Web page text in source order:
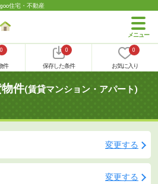
住宅・不動産
0
件
0
保存した条件
0
お気に入り
件(賃貸マンション・アパート)
変更する
変更する